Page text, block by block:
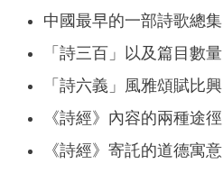
中國最早的一部詩歌總集
「詩三百」以及篇目數量
「詩六義」風雅頌賦比興
《詩經》內容的兩種途徑
《詩經》寄託的道德寓意